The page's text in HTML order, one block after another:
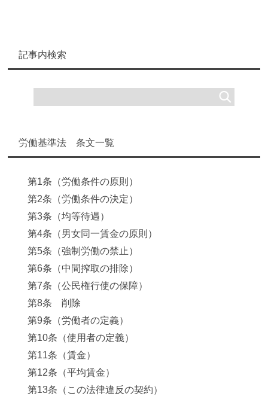
記事内検索
労働基準法 条文一覧
第1条（労働条件の原則）
第2条（労働条件の決定）
第3条（均等待遇）
第4条（男女同一賃金の原則）
第5条（強制労働の禁止）
第6条（中間搾取の排除）
第7条（公民権行使の保障）
第8条 削除
第9条（労働者の定義）
第10条（使用者の定義）
第11条（賃金）
第12条（平均賃金）
第13条（この法律違反の契約）